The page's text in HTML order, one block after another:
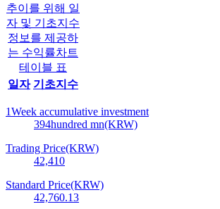
추이를 위해 일
자 및 기초지수
정보를 제공하
는 수익률차트
테이블 표
일자 기초지수
1Week accumulative investment
394hundred mn(KRW)
Trading Price(KRW)
42,410
Standard Price(KRW)
42,760.13